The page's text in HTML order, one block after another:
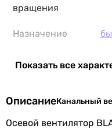
вращения
Назначение
Производство
Показать все
ОписаниеКанальный
Осевой вентилятор